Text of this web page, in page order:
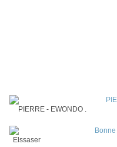
PIERRE - EWONDO .
Elssaser